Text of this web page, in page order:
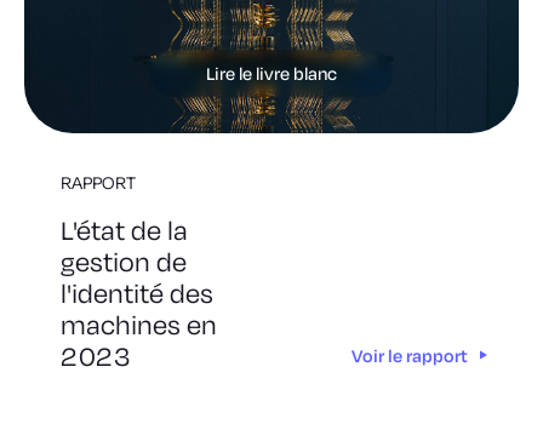
Lire le livre blanc
RAPPORT
L'état de la
gestion de
l'identité des
machines en
2023
Voir le rapport